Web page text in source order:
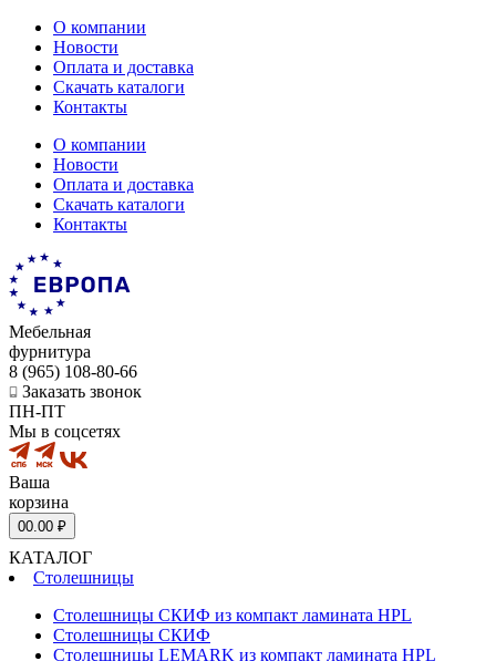
О компании
Новости
Оплата и доставка
Скачать каталоги
Контакты
О компании
Новости
Оплата и доставка
Скачать каталоги
Контакты
Мебельная
фурнитура
8 (965) 108-80-66
Заказать звонок
ПН-ПТ
Мы в соцсетях
Ваша
корзина
00.00 ₽
КАТАЛОГ
Столешницы
Столешницы СКИФ из компакт ламината HPL
Столешницы СКИФ
Столешницы LEMARK из компакт ламината HPL